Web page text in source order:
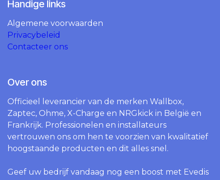
Handige links
Algemene voorwaarden
Privacybeleid
Contacteer ons
Over ons
Officieel leverancier van de merken Wallbox,
Zaptec, Ohme, X-Charge en NRGkick in België en
Frankrijk. Professionelen en installateurs
vertrouwen ons om hen te voorzien van kwalitatief
hoogstaande producten en dit alles snel.
Geef uw bedrijf vandaag nog een boost met Evedis